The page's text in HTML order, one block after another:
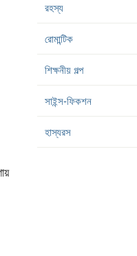
রহস্য
রোমান্টিক
শিক্ষনীয় গল্প
সাইন্স-ফিকশন
হাস্যরস